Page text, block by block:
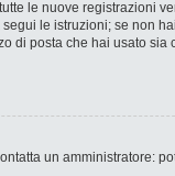
le nuove registrazioni
le istruzioni; se non
di posta che hai usato sia
un amministratore: